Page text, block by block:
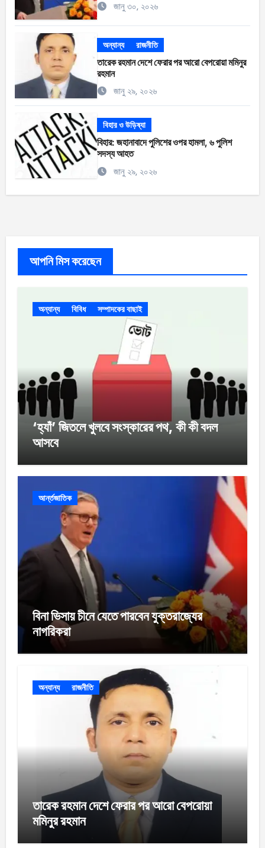
জানু ৩০, ২০২৬
অন্যান্য রাজনীতি
তারেক রহমান দেশে ফেরার পর আরো বেপরোয়া মমিনুর
রহমান
জানু ২৯, ২০২৬
বিহার ও উড়িষ্যা
বিহার: জহানাবাদে পুলিশের ওপর হামলা, ৬ পুলিশ
সদস্য আহত
জানু ২৯, ২০২৬
আপনি মিস করেছেন
অন্যান্য বিবিধ সম্পাদকের বাছাই
‘হ্যাঁ’ জিতলে খুলবে সংস্কারের পথ, কী কী বদল
আসবে
আর্ন্তজাতিক
বিনা ভিসায় চীনে যেতে পারবেন যুক্তরাজ্যের
নাগরিকরা
অন্যান্য রাজনীতি
তারেক রহমান দেশে ফেরার পর আরো বেপরোয়া
মমিনুর রহমান